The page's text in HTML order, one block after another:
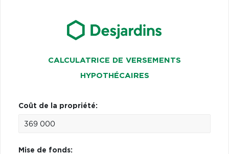
CALCULATRICE DE VERSEMENTS
HYPOTHÉCAIRES
Coût de la propriété:
Mise de fonds: